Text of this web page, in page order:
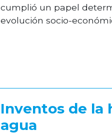
cumplió un papel
evolución socio-
Inventos de la
agua